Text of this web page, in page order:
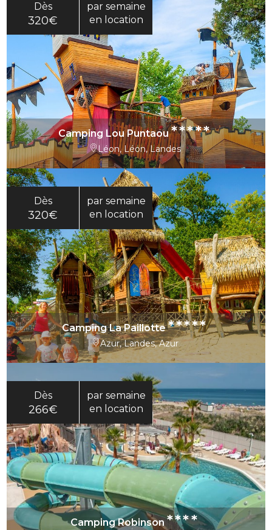
Dès
320€
par semaine
en location
Camping Lou Puntaou*****
Léon, Léon, Landes
Dès
320€
par semaine
en location
Camping La Paillotte*****
Azur, Landes, Azur
Dès
266€
par semaine
en location
Camping Robinson****